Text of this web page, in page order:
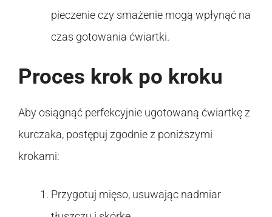
pieczenie czy smażenie mogą wpłynąć na
czas gotowania ćwiartki.
Proces krok po kroku
Aby osiągnąć perfekcyjnie ugotowaną ćwiartkę z
kurczaka, postępuj zgodnie z poniższymi
krokami:
Przygotuj mięso, usuwając nadmiar